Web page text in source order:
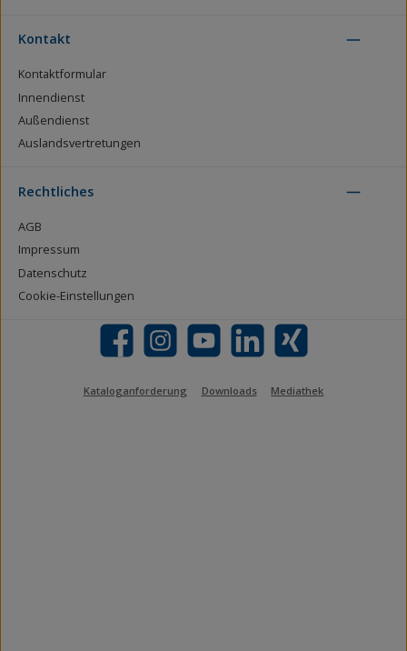
Kontakt
Kontaktformular
Innendienst
Außendienst
Auslandsvertretungen
Rechtliches
AGB
Impressum
Datenschutz
Cookie-Einstellungen
Facebook Instagram YouTube LinkedIn Xing
Kataloganforderung Downloads Mediathek